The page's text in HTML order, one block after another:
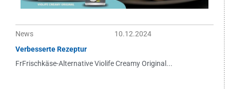
News
10.12.2024
Verbesserte Rezeptur
FrFrischkäse-Alternative Violife Creamy Original...